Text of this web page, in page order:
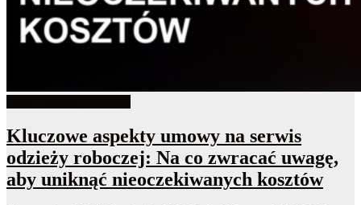
Kluczowe aspekty umowy na serwis
odzieży roboczej: Na co zwracać uwagę,
aby uniknąć nieoczekiwanych kosztów